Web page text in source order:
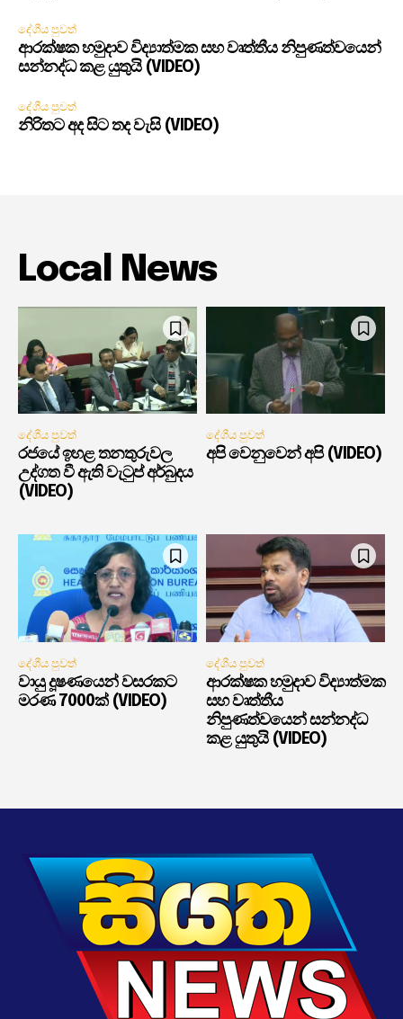
දේශීය පුවත්
ආරක්ෂක හමුදාව විද්‍යාත්මක සහ වෘත්තීය නිපුණත්වයෙන්
සන්නද්ධ කළ යුතුයි (VIDEO)
දේශීය පුවත්
නිරිතට අද සිට තද වැසි (VIDEO)
Local News
දේශීය පුවත්
රජයේ ඉහළ තනතුරුවල
උද්ගත වී ඇති වැටුප් අර්බුදය
(VIDEO)
දේශීය පුවත්
අපි වෙනුවෙන් අපි (VIDEO)
දේශීය පුවත්
වායු දූෂණයෙන් වසරකට
මරණ 7000ක් (VIDEO)
දේශීය පුවත්
ආරක්ෂක හමුදාව විද්‍යාත්මක
සහ වෘත්තීය
නිපුණත්වයෙන් සන්නද්ධ
කළ යුතුයි (VIDEO)